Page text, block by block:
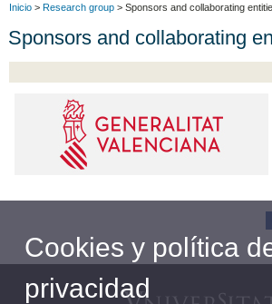
Inicio > Research group > Sponsors and collaborating
Sponsors and collaborating
Cookies y política
privacidad